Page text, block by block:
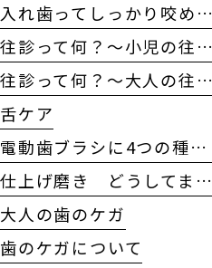
入れ歯ってしっかり咬めるの？
往診って何？〜小児の往診編〜
往診って何？～大人の往診編～
舌ケア
電動歯ブラシに4つの種類がある！
仕上げ磨き どうしてますか?
大人の歯のケガ
歯のケガについて